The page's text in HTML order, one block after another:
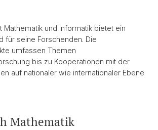
Mathematik und Informatik bietet ein
für seine Forschenden. Die
umfassen Themen
bis zu Kooperationen mit der
auf nationaler wie internationaler Ebene
Mathematik